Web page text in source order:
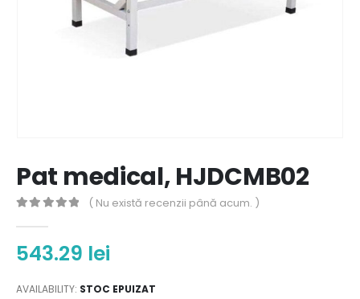
Pat medical, HJDCMB02
( Nu există recenzii până acum. )
543.29 lei
AVAILABILITY: STOC EPUIZAT